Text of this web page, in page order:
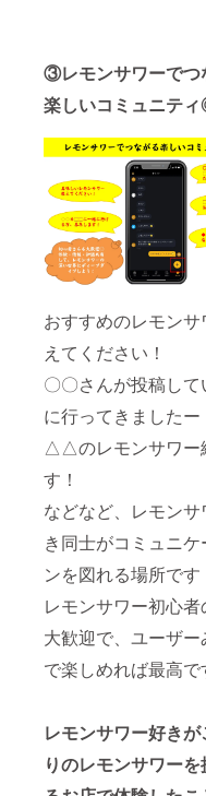
③レモンサワーでつ
楽しいコミュニテ
おすすめのレモンサ
えてください！
〇〇さんが投稿し
に行ってきましたー
△△のレモンサワー
す！
などなど、レモン
き同士がコミュニケ
ンを図れる場所です
レモンサワー初心者
大歓迎で、ユーザー
で楽しめれば最高で
レモンサワー好き
りのレモンサワー